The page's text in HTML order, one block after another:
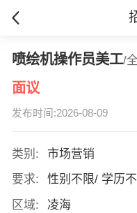
喷绘机操作员美工/
面议
发布时间:2026-08-09
类别:
市场营销
要求:
性别不限/ 学历
区域:
凌海